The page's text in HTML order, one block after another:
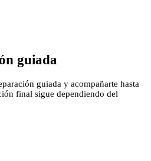
guiada
guiada y acompañarte hasta
final sigue dependiendo del